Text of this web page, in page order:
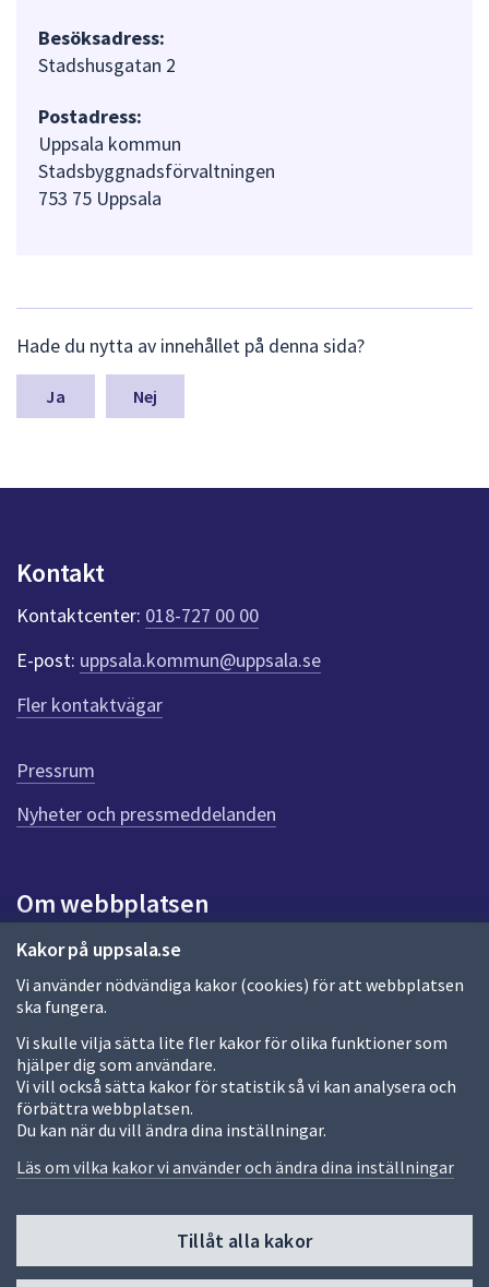
Kakor på uppsala.se
Vi använder nödvändiga kakor (cookies) för att webbplatsen
ska fungera.
Vi skulle vilja sätta lite fler kakor för olika funktioner som
hjälper dig som användare.
Vi vill också sätta kakor för statistik så vi kan analysera och
förbättra webbplatsen.
Du kan när du vill ändra dina inställningar.
Läs om vilka kakor vi använder och ändra dina inställningar
Tillåt alla kakor
Besöksadress:
Stadshusgatan 2
Postadress:
Uppsala kommun
Stadsbyggnadsförvaltningen
753 75 Uppsala
ä
m
a
n
k
e
r
f
ö
r
e
n
n
a
d
a
Hade du nytta av innehållet på denna sida?
Nej
Kontakt
Kontaktcenter: 018-727 00 00
E-post: uppsala.kommun@uppsala.se
Fler kontaktvägar
Pressrum
Nyheter och pressmeddelanden
Om webbplatsen
Om webbplatsen
Allmänna handlingar och diarium
Behandling av personuppgifter
Kakor
Språk (other languages)
Tillgänglighetsredogörelse
Fler sätt att följa oss